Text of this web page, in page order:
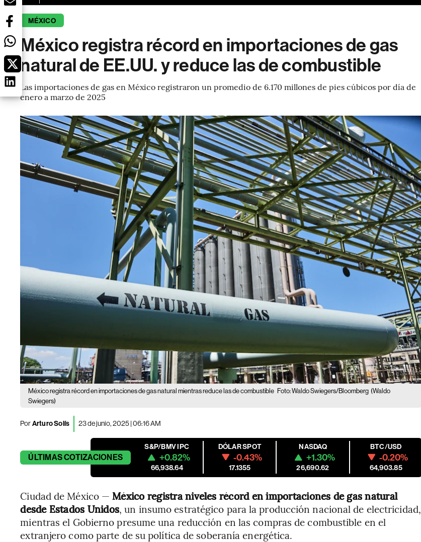
MÉXICO
México registra récord en importaciones de gas
natural de EE.UU. y reduce las de combustible
Las importaciones de gas en México registraron un promedio de 6.170 millones de pies cúbicos por día de
enero a marzo de 2025
México registra récord en importaciones de gas natural mientras reduce las de combustible Foto: Waldo Swiegers/Bloomberg (Waldo
Swiegers)
PorArturo Solís 23 de junio, 2025 | 06:16 AM
ÚLTIMASCOTIZACIONES
S&P/BMV IPC
+0.82%
66,938.64
DÓLAR SPOT
-0.43%
17.1355
NASDAQ
+1.30%
26,690.62
BTC/USD
-0.20%
64,903.85
Ciudad de México —México registra niveles récord en importaciones de gas natural
desde Estados Unidos, un insumo estratégico para la producción nacional de electricidad,
mientras el Gobierno presume una reducción en las compras de combustible en el
extranjero como parte de su política de soberanía energética.